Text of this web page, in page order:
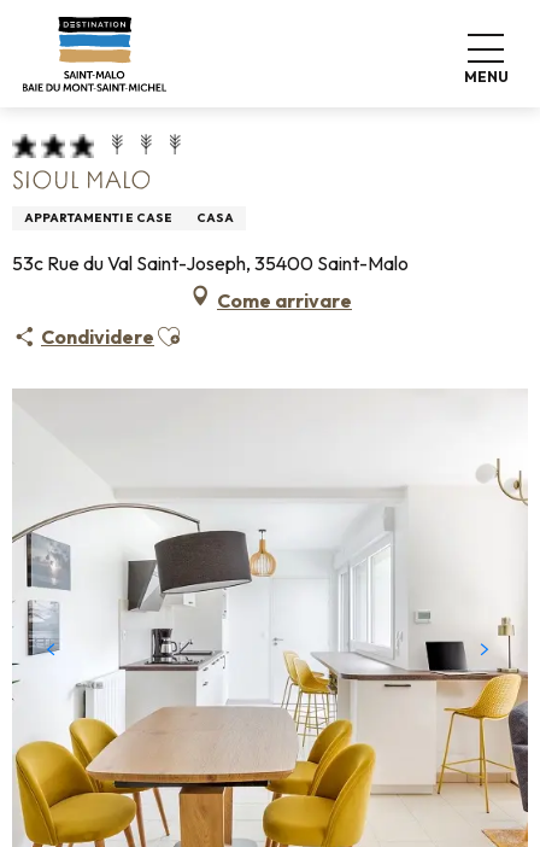
contenu
MENU
Home Pro & Stampa
Info sulla sistemazione +
Alloggio turistico arredato
SIOUL MALO
APPARTAMENTI E CASE CASA
53c Rue du Val Saint-Joseph, 35400 Saint-Malo
Come arrivare
Condividere Ajouter aux favoris